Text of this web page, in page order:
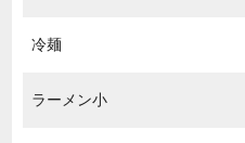
冷麺
ラーメン小